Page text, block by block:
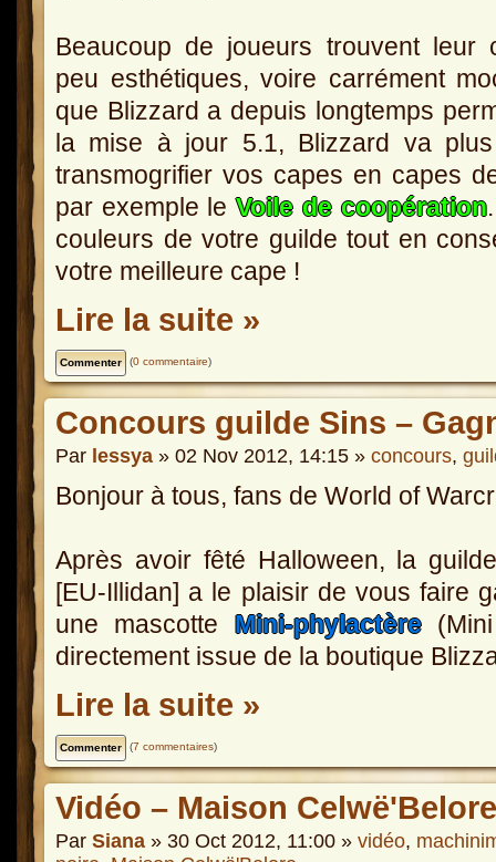
Beaucoup de joueurs trouvent leur
peu esthétiques, voire carrément
que Blizzard a depuis longtemps
la mise à jour 5.1, Blizzard va
transmogrifier vos capes en capes
par exemple leVoile de coopération
couleurs de votre guilde tout en
votre meilleure cape !
Lire la suite »
(0 commentaire)
Concours guilde Sins –
Par lessya » 02 Nov 2012, 14:15 » concours,
Bonjour à tous, fans de World of
Après avoir fêté Halloween, la
[EU-Illidan] a le plaisir de vous faire
une mascotte Mini-phylactère(Mini
directement issue de la boutique
Lire la suite »
(7 commentaires)
Vidéo – Maison Celwë'Belore
Par Siana » 30 Oct 2012, 11:00 » vidéo,